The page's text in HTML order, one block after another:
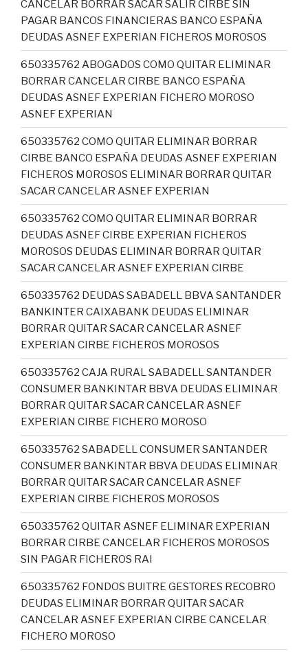
CANCELAR BORRAR SACAR SALIR CIRBE SIN
PAGAR BANCOS FINANCIERAS BANCO ESPAÑA
DEUDAS ASNEF EXPERIAN FICHEROS MOROSOS
650335762 ABOGADOS COMO QUITAR ELIMINAR
BORRAR CANCELAR CIRBE BANCO ESPAÑA
DEUDAS ASNEF EXPERIAN FICHERO MOROSO
ASNEF EXPERIAN
650335762 COMO QUITAR ELIMINAR BORRAR
CIRBE BANCO ESPAÑA DEUDAS ASNEF EXPERIAN
FICHEROS MOROSOS ELIMINAR BORRAR QUITAR
SACAR CANCELAR ASNEF EXPERIAN
650335762 COMO QUITAR ELIMINAR BORRAR
DEUDAS ASNEF CIRBE EXPERIAN FICHEROS
MOROSOS DEUDAS ELIMINAR BORRAR QUITAR
SACAR CANCELAR ASNEF EXPERIAN CIRBE
650335762 DEUDAS SABADELL BBVA SANTANDER
BANKINTER CAIXABANK DEUDAS ELIMINAR
BORRAR QUITAR SACAR CANCELAR ASNEF
EXPERIAN CIRBE FICHEROS MOROSOS
650335762 CAJA RURAL SABADELL SANTANDER
CONSUMER BANKINTAR BBVA DEUDAS ELIMINAR
BORRAR QUITAR SACAR CANCELAR ASNEF
EXPERIAN CIRBE FICHERO MOROSO
650335762 SABADELL CONSUMER SANTANDER
CONSUMER BANKINTAR BBVA DEUDAS ELIMINAR
BORRAR QUITAR SACAR CANCELAR ASNEF
EXPERIAN CIRBE FICHEROS MOROSOS
650335762 QUITAR ASNEF ELIMINAR EXPERIAN
BORRAR CIRBE CANCELAR FICHEROS MOROSOS
SIN PAGAR FICHEROS RAI
650335762 FONDOS BUITRE GESTORES RECOBRO
DEUDAS ELIMINAR BORRAR QUITAR SACAR
CANCELAR ASNEF EXPERIAN CIRBE CANCELAR
FICHERO MOROSO